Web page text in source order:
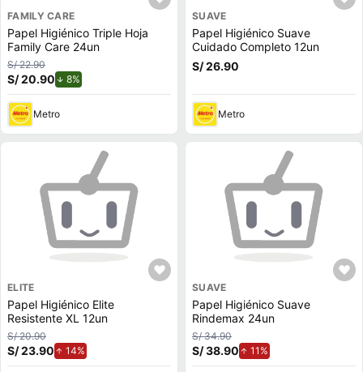
FAMILY CARE
Papel Higiénico Triple Hoja
Family Care 24un
S/ 22.90
S/ 20.90 8%
Metro
SUAVE
Papel Higiénico Suave
Cuidado Completo 12un
S/ 26.90
Metro
ELITE
Papel Higiénico Elite
Resistente XL 12un
S/ 20.90
S/ 23.90 14%
SUAVE
Papel Higiénico Suave
Rindemax 24un
S/ 34.90
S/ 38.90 11%